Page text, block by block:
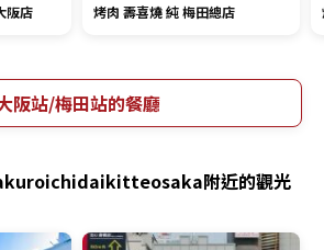
阪店 烤肉 壽喜燒 純 梅田總店
阪站/梅田站的餐廳
附近的觀光